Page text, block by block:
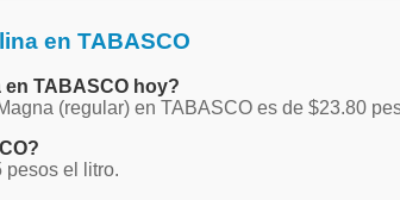
en TABASCO
TABASCO hoy?
(regular) en TABASCO es de $23.80
pesos el litro.